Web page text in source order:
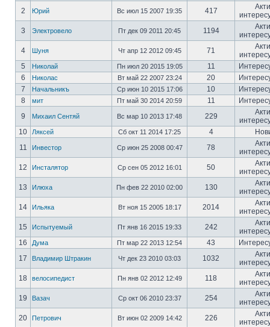
2
Юрий Вс июл 15 2007 19:35 417
3
Электровело Пт дек 09 2011 20:45 1194
4
Шуня Чт апр 12 2012 09:45 71
5
Николай Пн июл 20 2015 19:05 11
6
Николас Вт май 22 2007 23:24 20
7
Начальникъ Ср июн 10 2015 17:06 10
8
мит Пт май 30 2014 20:59 11
9
Михаил Сентяй Вс мар 10 2013 17:48 229
10
Ляксей Сб окт 11 2014 17:25 4
11
Инвестор Ср июн 25 2008 00:47 78
12
Инсталятор Ср сен 05 2012 16:01 50
13
Илюха Пн фев 22 2010 02:00 130
14
Ильяка Вт ноя 15 2005 18:17 2014
15
Испытуемый Пт янв 16 2015 19:33 242
16
Дума Пт мар 22 2013 12:54 43
17
Владимир Штракин Чт дек 23 2010 03:03 1032
18
велосипедист Пн янв 02 2012 12:49 118
19
Вазач Ср окт 06 2010 23:37 254
20
Петрович Вт июн 02 2009 14:42 226